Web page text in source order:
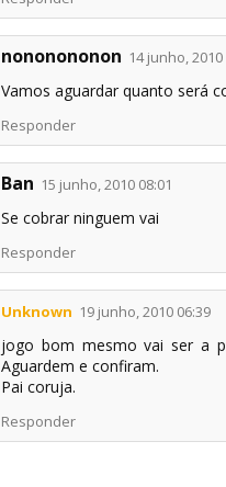
nononononon 14 junho, 2010
Vamos aguardar quanto será
Responder
Ban 15 junho, 2010 08:01
Se cobrar ninguem vai
Responder
Unknown 19 junho, 2010 06:39
jogo bom mesmo vai ser a
Aguardem e confiram.
Pai coruja.
Responder